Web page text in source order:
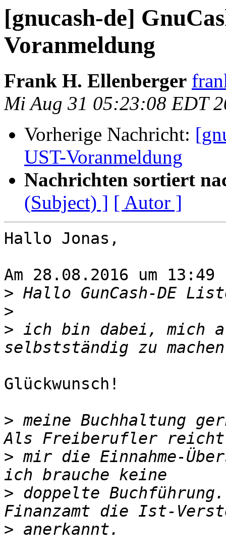
[gnucash-de]
Voranmeldung
Frank H. Ellenberger
Mi Aug 31 05:23:08 EDT
Vorherige Nachricht:
UST-Voranmeldung
Nachrichten sortiert
(Subject) ] [ Autor ]
Hallo Jonas,
Am 28.08.2016 um
>
>
> ich bin dabei, mich
Glückwunsch!
> meine Buchhaltung
> mir die Einnahme-
> doppelte Buchführung.
>